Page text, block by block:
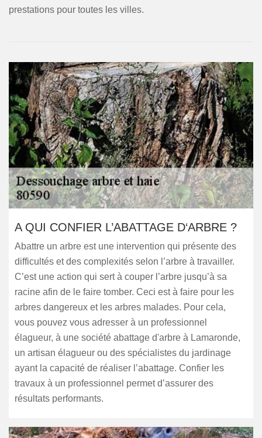
prestations pour toutes les villes.
A QUI CONFIER L’ABATTAGE D‘ARBRE ?
Abattre un arbre est une intervention qui présente des
difficultés et des complexités selon l’arbre à travailler.
C’est une action qui sert à couper l’arbre jusqu’à sa
racine afin de le faire tomber. Ceci est à faire pour les
arbres dangereux et les arbres malades. Pour cela,
vous pouvez vous adresser à un professionnel
élagueur, à une société abattage d'arbre à Lamaronde,
un artisan élagueur ou des spécialistes du jardinage
ayant la capacité de réaliser l’abattage. Confier les
travaux à un professionnel permet d’assurer des
résultats performants.